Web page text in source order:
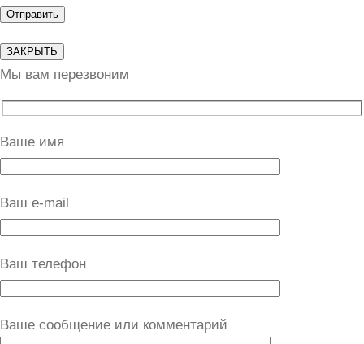
ЗАКРЫТЬ
Мы вам перезвоним
Ваше имя
Ваш e-mail
Ваш телефон
Ваше сообщение или комментарий